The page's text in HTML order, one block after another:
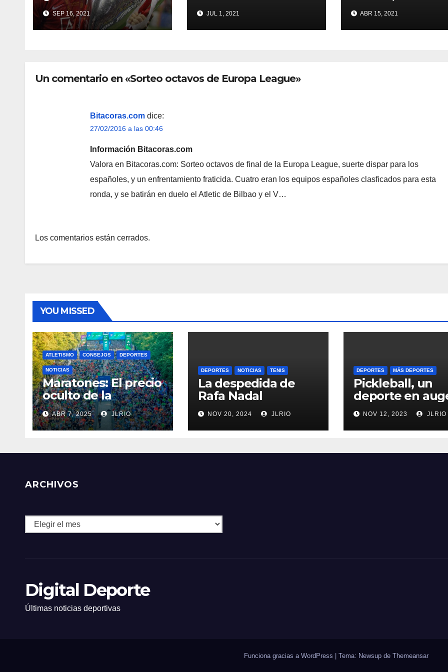
Champions en
Manchester?
SEP 16, 2021 JUL 1, 2021
de conquistar
ABR 15, 2021
Un comentario en «Sorteo octavos de Europa League»
Bitacoras.com dice:
27/02/2016 a las 00:46
Información Bitacoras.com
Valora en Bitacoras.com: Sorteo octavos de final de la Europa League, suerte dispar para los
españoles, y un enfrentamiento fraticida. Cuatro eran los equipos españoles clasficados para esta
ronda, y se batirán en duelo el Atletic de Bilbao y el V…
Los comentarios están cerrados.
YOU MISSED
ATLETISMO CONSEJOS DEPORTES
NOTICIAS
Maratones: El precio
oculto de la
resistencia
ABR 7, 2025 JLRIO
DEPORTES NOTICIAS TENIS
La despedida de
Rafa Nadal
NOV 20, 2024 JLRIO
DEPORTES MÁS DEPORTES
Pickleball, un
deporte en
NOV 12, 2023 JLRIO
ARCHIVOS
Archivos
Digital Deporte
Últimas noticias deportivas
Funciona gracias a WordPress Tema: Newsup de Themeansar